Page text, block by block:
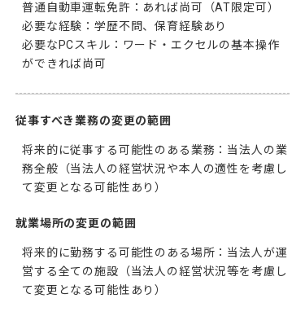
普通自動車運転免許：あれば尚可（AT限定可）
必要な経験：学歴不問、保育経験あり
必要なPCスキル：ワード・エクセルの基本操作
ができれば尚可
従事すべき業務の変更の範囲
将来的に従事する可能性のある業務：当法人の業
務全般（当法人の経営状況や本人の適性を考慮し
て変更となる可能性あり）
就業場所の変更の範囲
将来的に勤務する可能性のある場所：当法人が運
営する全ての施設（当法人の経営状況等を考慮し
て変更となる可能性あり）